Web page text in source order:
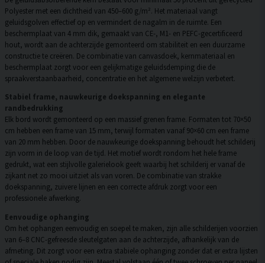
Polyester met een dichtheid van 450–600 g/m². Het materiaal vangt
geluidsgolven effectief op en vermindert de nagalm in de ruimte. Een
beschermplaat van 4 mm dik, gemaakt van CE-, M1- en PEFC-gecertificeerd
hout, wordt aan de achterzijde gemonteerd om stabiliteit en een duurzame
constructie te creëren. De combinatie van canvasdoek, kernmateriaal en
beschermplaat zorgt voor een gelijkmatige geluidsdemping die de
spraakverstaanbaarheid, concentratie en het algemene welzijn verbetert.
Stabiel frame, nauwkeurige doekspanning en elegante
randbedrukking
Elk bord wordt gemonteerd op een massief grenen frame. Formaten tot 70×50
cm hebben een frame van 15 mm, terwijl formaten vanaf 90×60 cm een frame
van 20 mm hebben. Door de nauwkeurige doekspanning behoudt het schilderij
zijn vorm in de loop van de tijd. Het motief wordt rondom het hele frame
gedrukt, wat een stijlvolle galerielook geeft waarbij het schilderij er vanaf de
zijkant net zo mooi uitziet als van voren. De combinatie van strakke
doekspanning, zuivere lijnen en een correcte afdruk zorgt voor een
professionele afwerking.
Eenvoudige ophanging
Om het ophangen eenvoudig en soepel te maken, zijn alle schilderijen voorzien
van 6–8 CNC-gefreesde sleutelgaten aan de achterzijde, afhankelijk van de
afmeting. Dit zorgt voor een extra stabiele ophanging zonder dat er extra lijsten